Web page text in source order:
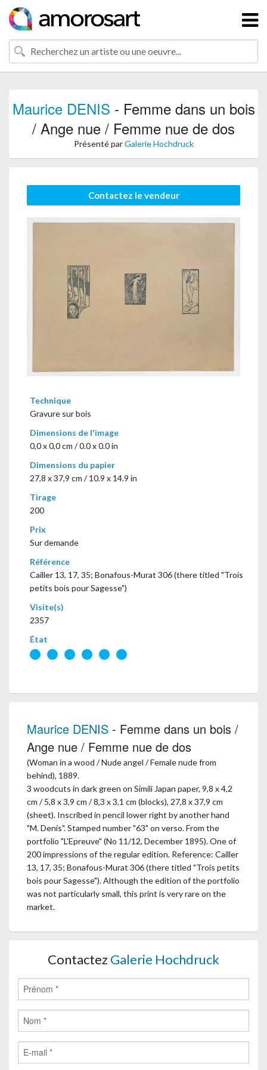
Maurice DENIS - Femme dans un bois
/ Ange nue / Femme nue de dos
Présenté parGalerie Hochdruck
Contactez le vendeur
Technique
Gravure sur bois
Dimensions de l'image
0,0 x 0,0 cm / 0.0 x 0.0 in
Dimensions du papier
27,8 x 37,9 cm / 10.9 x 14.9 in
Tirage
200
Prix
Sur demande
Référence
Cailler 13, 17, 35; Bonafous-Murat 306 (there titled "Trois
petits bois pour Sagesse")
Visite(s)
2357
État
Maurice DENIS - Femme dans un bois /
Ange nue / Femme nue de dos
(Woman in a wood / Nude angel / Female nude from
behind), 1889.
3 woodcuts in dark green on Simili Japan paper, 9,8 x 4,2
cm / 5,8 x 3,9 cm / 8,3 x 3,1 cm (blocks), 27,8 x 37,9 cm
(sheet). Inscribed in pencil lower right by another hand
"M. Denis". Stamped number "63" on verso. From the
portfolio "L'Epreuve" (No 11/12, December 1895). One of
200 impressions of the regular edition. Reference: Cailler
13, 17, 35; Bonafous-Murat 306 (there titled "Trois petits
bois pour Sagesse"). Although the edition of the portfolio
was not particularly small, this print is very rare on the
market.
Contactez Galerie Hochdruck